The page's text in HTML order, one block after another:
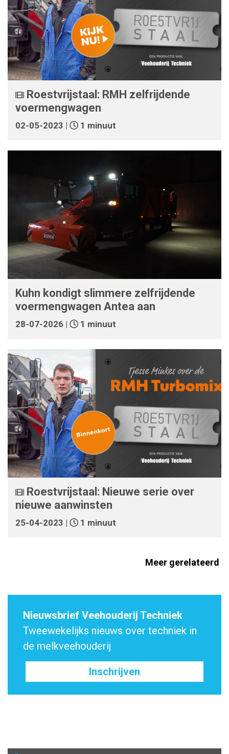
Roestvrijstaal: RMH zelfrijdende
voermengwagen
02-05-2023 | 1 minuut
Kuhn kondigt slimmere zelfrijdende
voermengwagen Antea aan
28-07-2026 | 1 minuut
Roestvrijstaal: Nieuwe serie over
nieuwe aanwinsten
25-04-2023 | 1 minuut
Meer gerelateerd
Nieuwsbrief Veehouderij Techniek
Tweewekelijks nieuws over techniek in
de melkveehouderij
Inschrijven